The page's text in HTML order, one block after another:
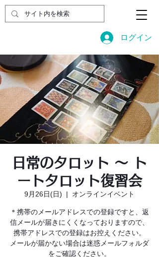
ログイン
日常のタロット 〜 ト
ートタロット復習会
9月26日(日)
  |
オンラインイベント
＊携帯のメールアドレスでの登録ですと、返
信メールが届きにくくなっておりますので、
携帯アドレスでの登録はお控えください。
メールが届かない場合は迷惑メールフォルダ
をご確認ください。